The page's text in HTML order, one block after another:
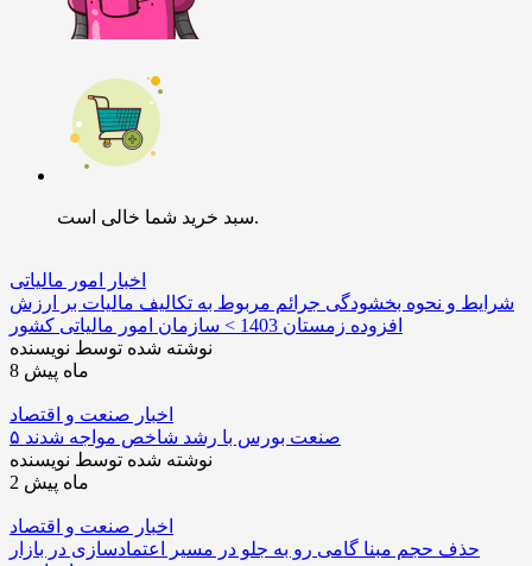
سبد خرید شما خالی است.
اخبار امور مالیاتی
شرایط و نحوه بخشودگی جرائم مربوط به تکالیف مالیات بر ارزش
افزوده زمستان 1403 > سازمان امور مالیاتی کشور
نوشته شده توسط نویسنده
8 ماه پیش
اخبار صنعت و اقتصاد
۵ صنعت بورس با رشد شاخص مواجه شدند
نوشته شده توسط نویسنده
2 ماه پیش
اخبار صنعت و اقتصاد
حذف حجم مبنا گامی رو به جلو در مسیر اعتمادسازی در بازار